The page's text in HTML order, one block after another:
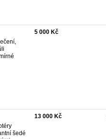
5 000 Kč
šedé
13 000 Kč